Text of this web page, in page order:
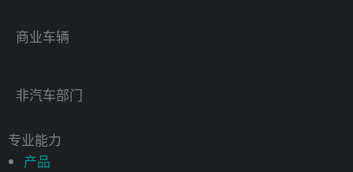
商业车辆
非汽车部门
专业能力
产品